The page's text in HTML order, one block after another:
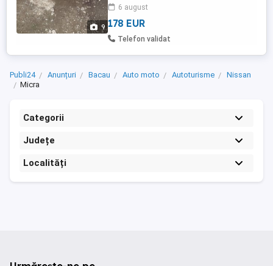
9
6 august
178 EUR
Telefon validat
Publi24 Anunțuri Bacau Auto moto Autoturisme
Nissan
Micra
Categorii
Județe
Localități